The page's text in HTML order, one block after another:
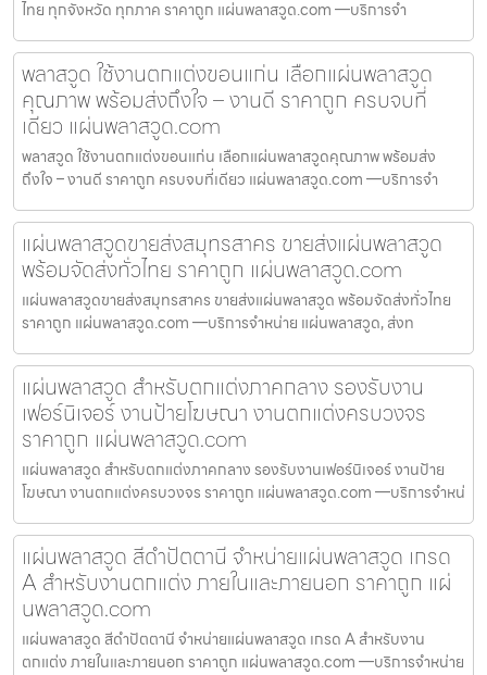
ไทย ทุกจังหวัด ทุกภาค ราคาถูก แผ่นพลาสวูด.com —บริการจำ
พลาสวูด ใช้งานตกแต่งขอนแก่น เลือกแผ่นพลาสวูด
คุณภาพ พร้อมส่งถึงใจ – งานดี ราคาถูก ครบจบที่
เดียว แผ่นพลาสวูด.com
พลาสวูด ใช้งานตกแต่งขอนแก่น เลือกแผ่นพลาสวูดคุณภาพ พร้อมส่ง
ถึงใจ – งานดี ราคาถูก ครบจบที่เดียว แผ่นพลาสวูด.com —บริการจำ
แผ่นพลาสวูดขายส่งสมุทรสาคร ขายส่งแผ่นพลาสวูด
พร้อมจัดส่งทั่วไทย ราคาถูก แผ่นพลาสวูด.com
แผ่นพลาสวูดขายส่งสมุทรสาคร ขายส่งแผ่นพลาสวูด พร้อมจัดส่งทั่วไทย
ราคาถูก แผ่นพลาสวูด.com —บริการจำหน่าย แผ่นพลาสวูด, ส่งท
แผ่นพลาสวูด สำหรับตกแต่งภาคกลาง รองรับงาน
เฟอร์นิเจอร์ งานป้ายโฆษณา งานตกแต่งครบวงจร
ราคาถูก แผ่นพลาสวูด.com
แผ่นพลาสวูด สำหรับตกแต่งภาคกลาง รองรับงานเฟอร์นิเจอร์ งานป้าย
โฆษณา งานตกแต่งครบวงจร ราคาถูก แผ่นพลาสวูด.com —บริการจำหน่
แผ่นพลาสวูด สีดำปัตตานี จำหน่ายแผ่นพลาสวูด เกรด
A สำหรับงานตกแต่ง ภายในและภายนอก ราคาถูก แผ่
นพลาสวูด.com
แผ่นพลาสวูด สีดำปัตตานี จำหน่ายแผ่นพลาสวูด เกรด A สำหรับงาน
ตกแต่ง ภายในและภายนอก ราคาถูก แผ่นพลาสวูด.com —บริการจำหน่าย